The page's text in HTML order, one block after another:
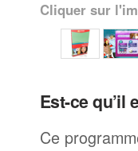
Cliquer sur
Est-ce qu’il
Ce